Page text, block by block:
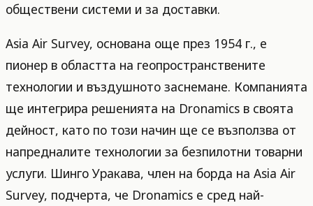
обществени системи и за доставки.
Asia Air Survey, основана още през 1954 г., е
пионер в областта на геопространствените
технологии и въздушното заснемане. Компанията
ще интегрира решенията на Dronamics в своята
дейност, като по този начин ще се възползва от
напредналите технологии за безпилотни товарни
услуги. Шинго Уракава, член на борда на Asia Air
Survey, подчерта, че Dronamics е сред най-